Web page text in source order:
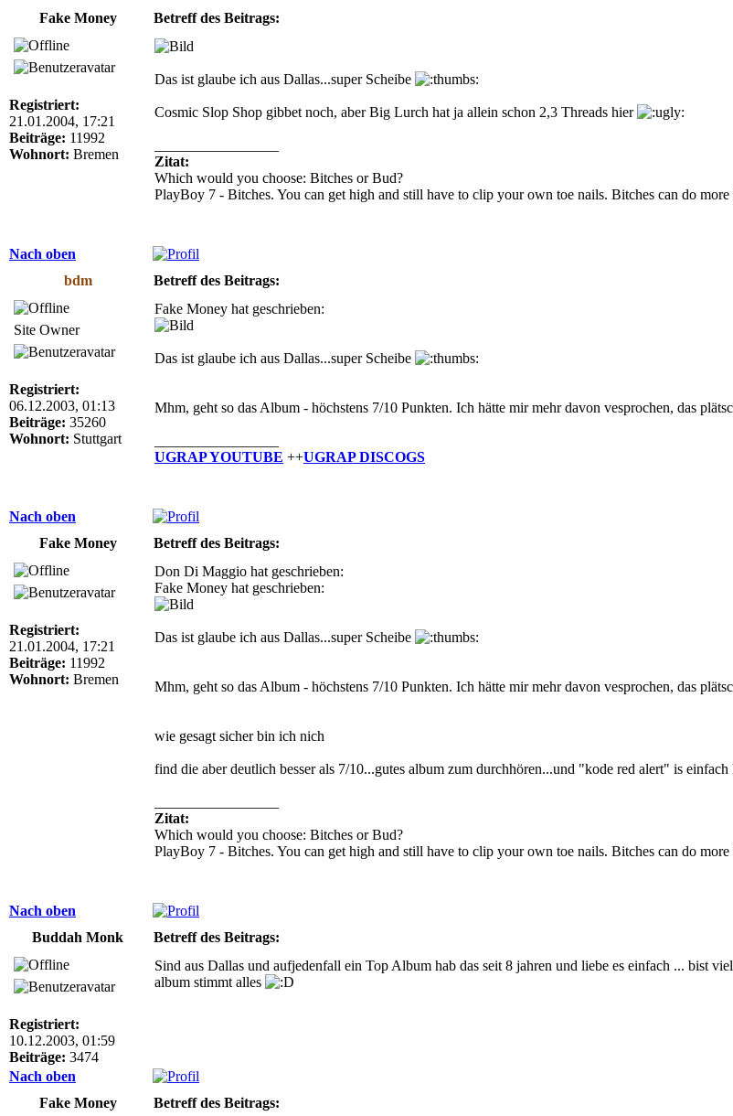
Fake Money
Betreff des Beitrags:
Registriert:
21.01.2004, 17:21
Beiträge: 11992
Wohnort: Bremen
Das ist glaube ich aus Dallas...super Scheibe
Cosmic Slop Shop gibbet noch, aber Big Lurch hat ja allein schon 2,3 Threads hier
Zitat:
Which would you choose: Bitches or Bud?
PlayBoy 7 - Bitches. You can get high and still have to clip your own toe nails. Bitches can do
Nach oben
bdm
Betreff des Beitrags:
Site Owner
Registriert:
06.12.2003, 01:13
Beiträge: 35260
Wohnort: Stuttgart
Fake Money hat geschrieben:
Das ist glaube ich aus Dallas...super Scheibe
Mhm, geht so das Album - höchstens 7/10 Punkten. Ich hätte mir mehr davon vesprochen, das
UGRAP YOUTUBE ++UGRAP DISCOGS
Nach oben
Fake Money
Betreff des Beitrags:
Registriert:
21.01.2004, 17:21
Beiträge: 11992
Wohnort: Bremen
Don Di Maggio hat geschrieben:
Fake Money hat geschrieben:
Das ist glaube ich aus Dallas...super Scheibe
Mhm, geht so das Album - höchstens 7/10 Punkten. Ich hätte mir mehr davon vesprochen, das
wie gesagt sicher bin ich nich
find die aber deutlich besser als 7/10...gutes album zum durchhören...und "kode red alert" is einfach
Zitat:
Which would you choose: Bitches or Bud?
PlayBoy 7 - Bitches. You can get high and still have to clip your own toe nails. Bitches can do
Nach oben
Buddah Monk
Betreff des Beitrags:
Registriert:
10.12.2003, 01:59
Beiträge: 3474
Sind aus Dallas und aufjedenfall ein Top Album hab das seit 8 jahren und liebe es einfach ... bist
album stimmt alles
Nach oben
Fake Money
Betreff des Beitrags: